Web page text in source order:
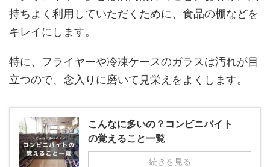
持ちよく利用していただくために、食品の棚などを
キレイにします。
特に、フライヤーや冷凍ケースのガラスは汚れが目
立つので、念入りに磨いて見栄えをよくします。
こんなに多いの？コンビニバイト
の覚えること一覧
続きを見る